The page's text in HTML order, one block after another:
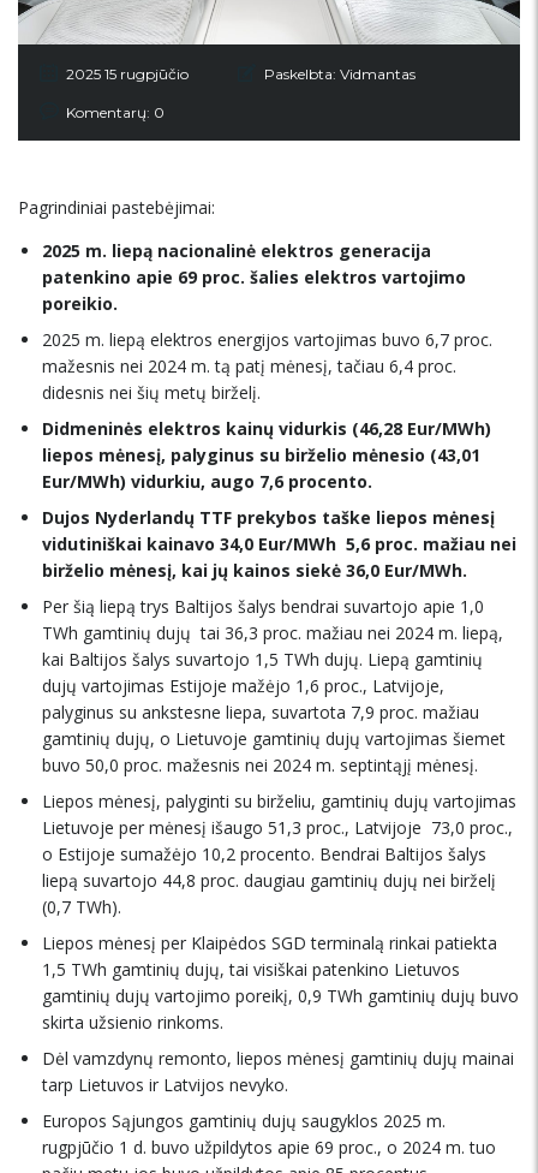
2025 15 rugpjūčio Paskelbta: Vidmantas
Komentarų: 0
Pagrindiniai pastebėjimai:
2025 m. liepą nacionalinė elektros generacija
patenkino apie 69 proc. šalies elektros vartojimo
poreikio.
2025 m. liepą elektros energijos vartojimas buvo 6,7 proc.
mažesnis nei 2024 m. tą patį mėnesį, tačiau 6,4 proc.
didesnis nei šių metų birželį.
Didmeninės elektros kainų vidurkis (46,28 Eur/MWh)
liepos mėnesį, palyginus su birželio mėnesio (43,01
Eur/MWh) vidurkiu, augo 7,6 procento.
Dujos Nyderlandų TTF prekybos taške liepos mėnesį
vidutiniškai kainavo 34,0 Eur/MWh  5,6 proc. mažiau nei
birželio mėnesį, kai jų kainos siekė 36,0 Eur/MWh.
Per šią liepą trys Baltijos šalys bendrai suvartojo apie 1,0
TWh gamtinių dujų  tai 36,3 proc. mažiau nei 2024 m. liepą,
kai Baltijos šalys suvartojo 1,5 TWh dujų. Liepą gamtinių
dujų vartojimas Estijoje mažėjo 1,6 proc., Latvijoje,
palyginus su ankstesne liepa, suvartota 7,9 proc. mažiau
gamtinių dujų, o Lietuvoje gamtinių dujų vartojimas šiemet
buvo 50,0 proc. mažesnis nei 2024 m. septintąjį mėnesį.
Liepos mėnesį, palyginti su birželiu, gamtinių dujų vartojimas
Lietuvoje per mėnesį išaugo 51,3 proc., Latvijoje  73,0 proc.,
o Estijoje sumažėjo 10,2 procento. Bendrai Baltijos šalys
liepą suvartojo 44,8 proc. daugiau gamtinių dujų nei birželį
(0,7 TWh).
Liepos mėnesį per Klaipėdos SGD terminalą rinkai patiekta
1,5 TWh gamtinių dujų, tai visiškai patenkino Lietuvos
gamtinių dujų vartojimo poreikį, 0,9 TWh gamtinių dujų buvo
skirta užsienio rinkoms.
Dėl vamzdynų remonto, liepos mėnesį gamtinių dujų mainai
tarp Lietuvos ir Latvijos nevyko.
Europos Sąjungos gamtinių dujų saugyklos 2025 m.
rugpjūčio 1 d. buvo užpildytos apie 69 proc., o 2024 m. tuo